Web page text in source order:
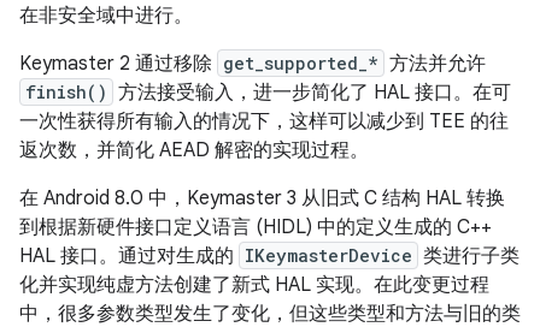
在非安全域中进行。
Keymaster 2 通过移除 get_supported_* 方法并允许
finish() 方法接受输入，进一步简化了 HAL 接口。在可
一次性获得所有输入的情况下，这样可以减少到 TEE 的往
返次数，并简化 AEAD 解密的实现过程。
在 Android 8.0 中，Keymaster 3 从旧式 C 结构 HAL 转换
到根据新硬件接口定义语言 (HIDL) 中的定义生成的 C++
HAL 接口。通过对生成的 IKeymasterDevice 类进行子类
化并实现纯虚方法创建了新式 HAL 实现。在此变更过程
中，很多参数类型发生了变化，但这些类型和方法与旧的类